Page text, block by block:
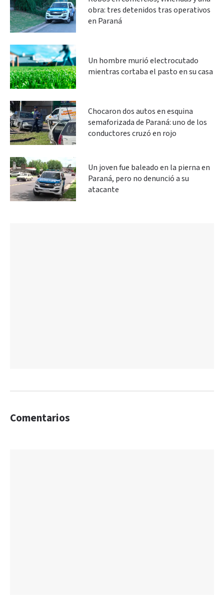
obra: tres detenidos tras operativos
en Paraná
Un hombre murió electrocutado
mientras cortaba el pasto en su casa
Chocaron dos autos en esquina
semaforizada de Paraná: uno de los
conductores cruzó en rojo
Un joven fue baleado en la pierna en
Paraná, pero no denunció a su
atacante
Comentarios